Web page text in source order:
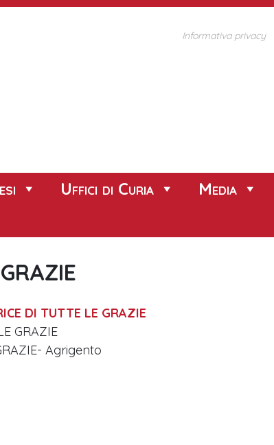
Informativa privacy
Uffici di Curia
Media
DI TUTTE LE GRAZIE
GRAZIE
Agrigento